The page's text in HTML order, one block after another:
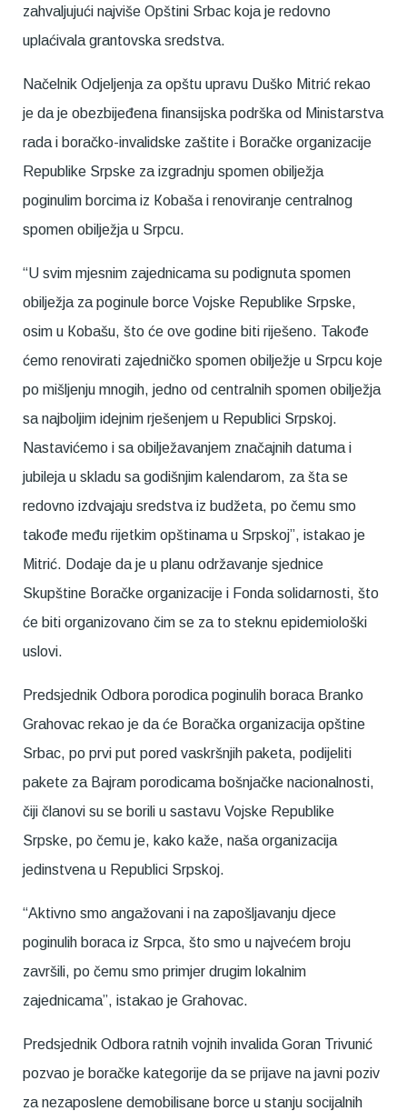
zahvaljujući najviše Opštini Srbac koja je redovno
uplaćivala grantovska sredstva.
Načelnik Odjeljenja za opštu upravu Duško Mitrić rekao
je da je obezbijeđena finansijska podrška od Ministarstva
rada i boračko-invalidske zaštite i Boračke organizacije
Republike Srpske za izgradnju spomen obilježja
poginulim borcima iz Кobaša i renoviranje centralnog
spomen obilježja u Srpcu.
“U svim mjesnim zajednicama su podignuta spomen
obilježja za poginule borce Vojske Republike Srpske,
osim u Кobašu, što će ove godine biti riješeno. Takođe
ćemo renovirati zajedničko spomen obilježje u Srpcu koje
po mišljenju mnogih, jedno od centralnih spomen obilježja
sa najboljim idejnim rješenjem u Republici Srpskoj.
Nastavićemo i sa obilježavanjem značajnih datuma i
jubileja u skladu sa godišnjim kalendarom, za šta se
redovno izdvajaju sredstva iz budžeta, po čemu smo
takođe među rijetkim opštinama u Srpskoj”, istakao je
Mitrić. Dodaje da je u planu održavanje sjednice
Skupštine Boračke organizacije i Fonda solidarnosti, što
će biti organizovano čim se za to steknu epidemiološki
uslovi.
Predsjednik Odbora porodica poginulih boraca Branko
Grahovac rekao je da će Boračka organizacija opštine
Srbac, po prvi put pored vaskršnjih paketa, podijeliti
pakete za Bajram porodicama bošnjačke nacionalnosti,
čiji članovi su se borili u sastavu Vojske Republike
Srpske, po čemu je, kako kaže, naša organizacija
jedinstvena u Republici Srpskoj.
“Aktivno smo angažovani i na zapošljavanju djece
poginulih boraca iz Srpca, što smo u najvećem broju
završili, po čemu smo primjer drugim lokalnim
zajednicama”, istakao je Grahovac.
Predsjednik Odbora ratnih vojnih invalida Goran Trivunić
pozvao je boračke kategorije da se prijave na javni poziv
za nezaposlene demobilisane borce u stanju socijalnih